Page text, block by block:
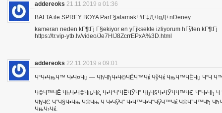
addereoks 21.11.2019 в 01:36
BALTA ile SPREY BOYA ParГ§alamak! #Г‡Д±lgД±nDeney
kameran neden kГ¶tГј Г§ekiyor en yГјksekte izliyorum hГўlen kГ¶tГј
https://tr.vip-ytb.lv/video/Je7HlJ8ZcrrEPxA%3D.html
addereoks 22.11.2019 в 09:01
Ч“Ч•ЧњЧ™ Ч•Ч¤Чџ — ЧћЧђЧ•Ч©ЧЁЧ™Чќ ЧўЧќ ЧњЧ™ЧЁЧџ Ч“Ч
Ч©Ч™ЧЁ ЧћЧ•Ч©ЧњЧќ, Ч•Ч‘Ч’ЧЁЧЎЧ” ЧђЧ§Ч•ЧЎЧЧ™ЧЄ Ч”Ч•Чђ
ЧђЧЄ Ч”Ч§Ч•Чњ Ч©Чњ Ч Ч•ЧўЧ” Ч•Ч™Ч•Ч“ЧўЧ™Чќ Ч©Ч”Ч™Чђ
ЧњЧ›Чќ.